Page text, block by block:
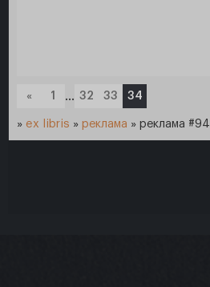
« 1 … 32 33 34
» ex libris » реклама » реклама #94